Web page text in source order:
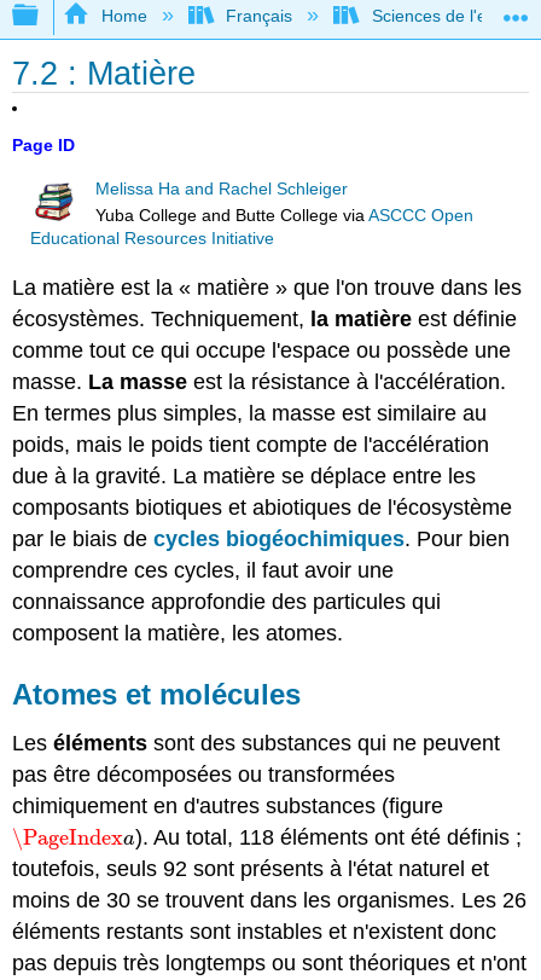
Expand/collapse global hierarchy
Home Français Sciences de
7.2 : Matière
Page ID
Melissa Ha and Rachel Schleiger
Yuba College and Butte College viaASCCC Open
Educational Resources Initiative
La matière est la « matière » que l'on trouve dans les
écosystèmes. Techniquement, la matière est définie
comme tout ce qui occupe l'espace ou possède une
masse. La masse est la résistance à l'accélération.
En termes plus simples, la masse est similaire au
poids, mais le poids tient compte de l'accélération
due à la gravité. La matière se déplace entre les
composants biotiques et abiotiques de l'écosystème
par le biais decycles biogéochimiques. Pour bien
comprendre ces cycles, il faut avoir une
connaissance approfondie des particules qui
composent la matière, les atomes.
Atomes et molécules
Leséléments sont des substances qui ne peuvent
pas être décomposées ou transformées
chimiquement en d'autres substances (figure
\PageIndexa
\PageIndexa). Au total, 118 éléments ont été définis ;
toutefois, seuls 92 sont présents à l'état naturel et
moins de 30 se trouvent dans les organismes. Les 26
éléments restants sont instables et n'existent donc
pas depuis très longtemps ou sont théoriques et n'ont